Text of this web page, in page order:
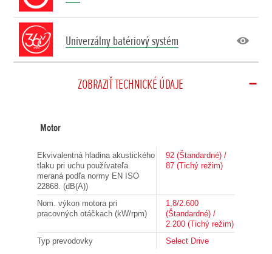
Univerzálny batériový systém
ZOBRAZIŤ TECHNICKÉ ÚDAJE
Motor
Ekvivalentná hladina akustického
tlaku pri uchu používateľa
meraná podľa normy EN ISO
22868. (dB(A))
92 (Štandardné) /
87 (Tichý režim)
Nom. výkon motora pri
pracovných otáčkach (kW/rpm)
1,8/2.600
(Štandardné) /
2.200 (Tichý režim)
Typ prevodovky
Select Drive